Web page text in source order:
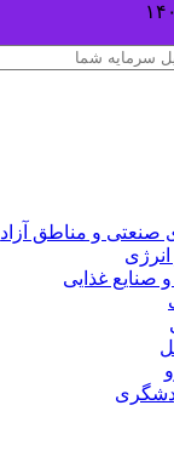
و مناطق آزاد
صنایع غذایی